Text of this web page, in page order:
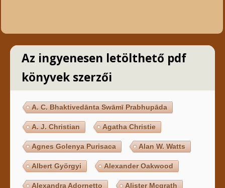
Az ingyenesen letölthető pdf
könyvek szerzői
A. C. Bhaktivedānta Swāmī Prabhupāda
A. J. Christian Agatha Christie
Agnes Golenya Purisaca Alan W. Watts
Albert Györgyi Alexander Oakwood
Alexandra Adornetto Alister Mcgrath